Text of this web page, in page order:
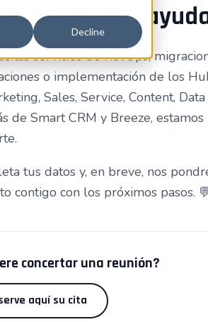
Decline
podemos
servicios de RevOps,
o implementación de los
Sales, Service, Content,
de Smart CRM y Breeze,
tus datos y, en breve, nos
contigo con los próximos pasos.
concertar una reunión?
aquí su cita